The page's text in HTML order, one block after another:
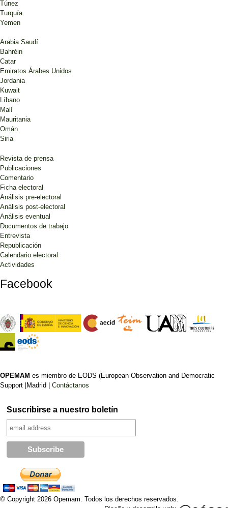
Túnez
Turquía
Yemen
Arabia Saudí
Bahréin
Catar
Emiratos Árabes Unidos
Jordania
Kuwait
Líbano
Malí
Mauritania
Omán
Siria
Revista de prensa
Publicaciones
Comentario
Ficha electoral
Análisis pre-electoral
Análisis post-electoral
Análisis eventual
Documentos de trabajo
Entrevista
Republicación
Calendario electoral
Actividades
Facebook
OPEMAM es miembro de EODS (European Observation and Democratic
Support |Madrid | Contáctanos
Suscribirse a nuestro boletín
© Copyright 2026 Opemam. Todos los derechos reservados.